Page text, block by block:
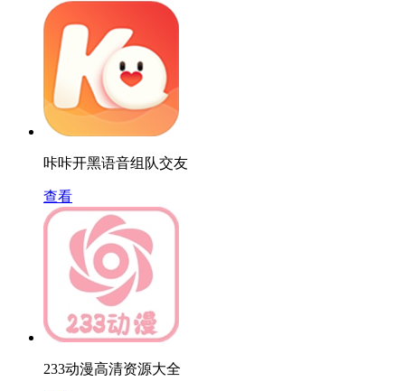
咔咔开黑语音组队交友
查看
233动漫高清资源大全